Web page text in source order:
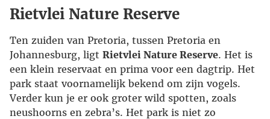
Rietvlei Nature Reserve
Ten zuiden van Pretoria, tussen Pretoria en
Johannesburg, ligt Rietvlei Nature Reserve. Het is
een klein reservaat en prima voor een dagtrip. Het
park staat voornamelijk bekend om zijn vogels.
Verder kun je er ook groter wild spotten, zoals
neushoorns en zebra’s. Het park is niet zo